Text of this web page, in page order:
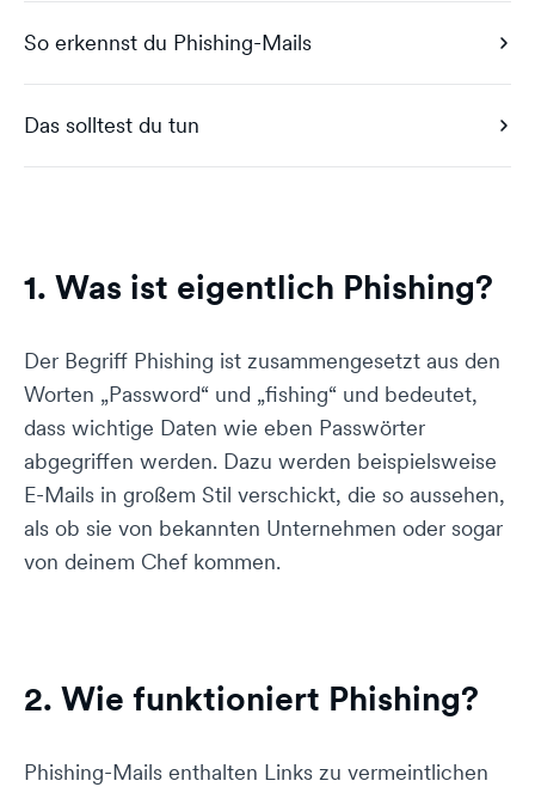
So erkennst du Phishing-Mails
Das solltest du tun
1. Was ist eigentlich Phishing?
Der Begriff Phishing ist zusammengesetzt aus den
Worten „Password“ und „fishing“ und bedeutet,
dass wichtige Daten wie eben Passwörter
abgegriffen werden. Dazu werden beispielsweise
E-Mails in großem Stil verschickt, die so aussehen,
als ob sie von bekannten Unternehmen oder sogar
von deinem Chef kommen.
2. Wie funktioniert Phishing?
Phishing-Mails enthalten Links zu vermeintlichen